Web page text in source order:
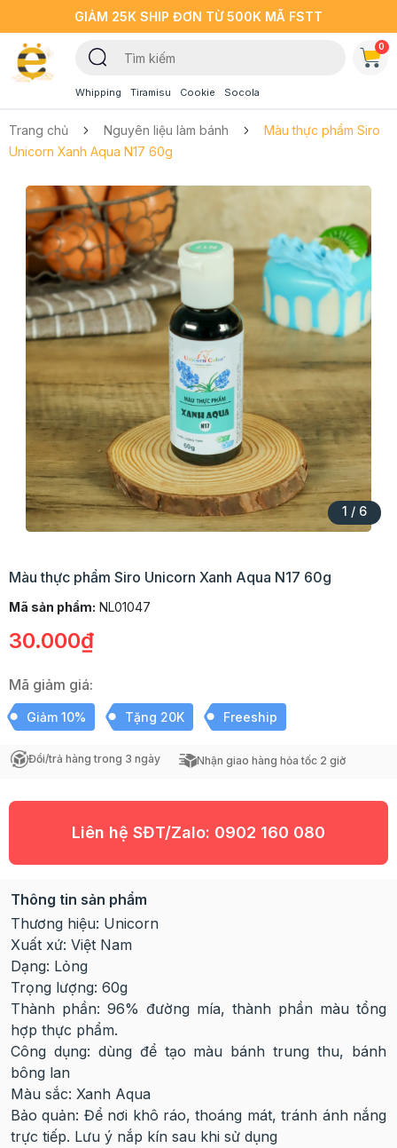
GIẢM 25K SHIP ĐƠN TỪ 500K MÃ FSTT
Whipping Tiramisu Cookie Socola
0
Trang chủ Nguyên liệu làm bánh
Màu thực phẩm Siro
Unicorn Xanh Aqua N17 60g
1 / 6
Màu thực phẩm Siro Unicorn Xanh Aqua N17 60g
Mã sản phẩm: NL01047
30.000₫
Mã giảm giá:
Giảm 10% Tặng 20K Freeship
Đổi/trả hàng trong 3 ngày Nhận giao hàng hỏa tốc 2 giờ
Liên hệ SĐT/Zalo: 0902 160 080
Thông tin sản phẩm
Thương hiệu: Unicorn
Xuất xứ: Việt Nam
Dạng: Lỏng
Trọng lượng: 60g
Thành phần: 96% đường mía, thành phần màu tổng
hợp thực phẩm.
Công dụng: dùng để tạo màu bánh trung thu, bánh
bông lan
Màu sắc: Xanh Aqua
Bảo quản: Để nơi khô ráo, thoáng mát, tránh ánh nắng
trực tiếp. Lưu ý nắp kín sau khi sử dụng